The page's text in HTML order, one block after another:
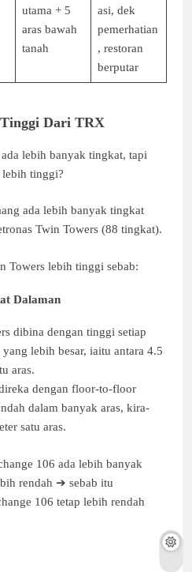
utama + 5
aras bawah
tanah
asi, dek
pemerhatian
, restoran
berputar
Dari TRX
lebih banyak tingkat, tapi
lebih tinggi?
ada lebih banyak tingkat
Twin Towers (88 tingkat).
Towers lebih tinggi sebab:
Dalaman
dibina dengan tinggi setiap
lebih besar, iaitu antara 4.5
aras.
dengan floor-to-floor
dalam banyak aras, kira-
satu aras.
106 ada lebih banyak
rendah ➔ sebab itu
106 tetap lebih rendah